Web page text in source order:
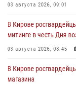
03 августа 2026, 09:01
В Кирове
митинге в честь Дня
03 августа 2026, 08:45
В Кирове
магазина